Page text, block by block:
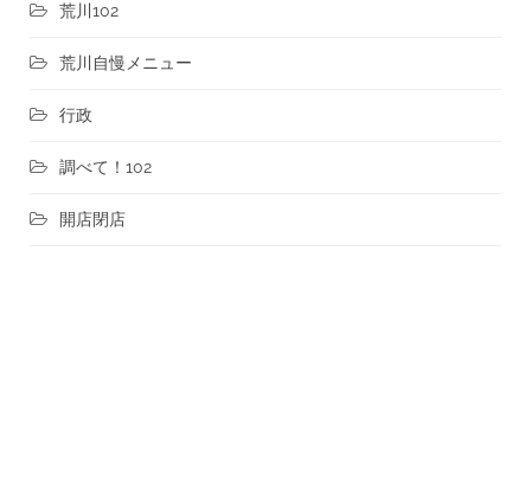
荒川102
荒川自慢メニュー
行政
調べて！102
開店閉店